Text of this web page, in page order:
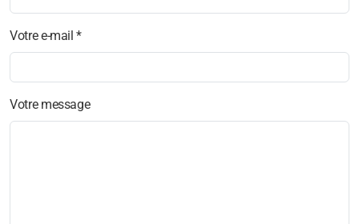
Votre e-mail *
Votre message